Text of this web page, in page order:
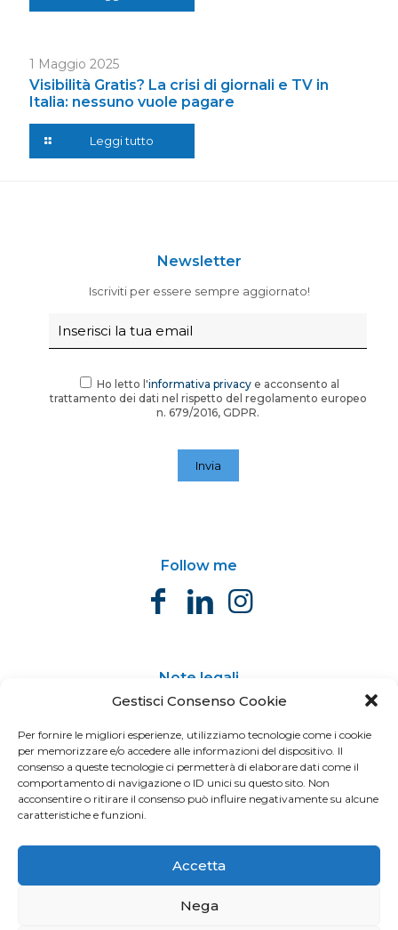
Gestisci Consenso Cookie
Per fornire le migliori esperienze, utilizziamo tecnologie come i cookie
per memorizzare e/o accedere alle informazioni del dispositivo. Il
consenso a queste tecnologie ci permetterà di elaborare dati come il
comportamento di navigazione o ID unici su questo sito. Non
acconsentire o ritirare il consenso può influire negativamente su alcune
caratteristiche e funzioni.
Accetta
Nega
1 Maggio 2025
Visibilità Gratis? La crisi di giornali e TV in
Italia: nessuno vuole pagare
Leggi tutto
Newsletter
Iscriviti per essere sempre aggiornato!
Ho letto l'informativa privacy e acconsento al
trattamento dei dati nel rispetto del regolamento europeo
n. 679/2016, GDPR.
Follow me
Note legali
Privacy Policy
Cerca
Cerca
© 2022 Raffaello De Crescenzo - Tutti i diritti riservati -